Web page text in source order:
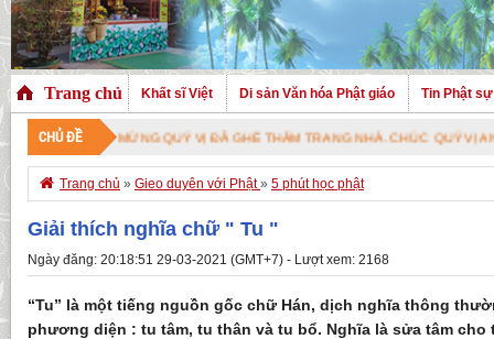
Trang chủ Khất sĩ Việt Di sản Văn hóa Phật giáo Tin Phật sự
CHỦ ĐỀ
CHÀO MỪNG QUÝ VỊ ĐÃ GHÉ THĂM TRANG NHÀ. CHÚC QUÝ VỊ AN VUI VỚI
 Trang chủ » Gieo duyên với Phật» 5 phút học phật
Giải thích nghĩa chữ " Tu "
Ngày đăng: 20:18:51 29-03-2021 (GMT+7) - Lượt xem: 2168
“Tu” là một tiếng nguồn gốc chữ Hán, dịch nghĩa thông
phương diện : tu tâm, tu thân và tu bổ. Nghĩa là sửa tâm cho